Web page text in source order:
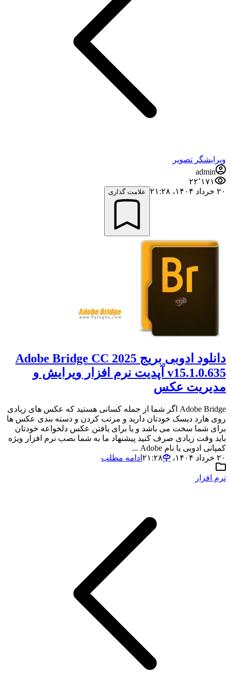
ویرایشگر تصویر
admin
۲۲٬۱۷۱
۲۰ خرداد ۱۴۰۴،‏ ۲۱:۲۸
علامت گذاری
دانلود ادوبی بریج Adobe Bridge CC 2025
v15.1.0.635 آپدیت نرم افزار ویرایش و
مدیریت عکس
Adobe Bridge اگر شما از جمله کسانی هستید که عکس های زیادی
روی هارد دیسک خودتان دارید و مرتب کردن و دسته بندی عکس ها
برای شما سخت می باشد و یا برای یافتن عکس دلخواعه خودتان
باید وقت زیادی صرف کنید پیشنهاد ما به شما نصب نرم افزار ویژه
کمپانی ادوبی با نام Adobe ...
۲۰ خرداد ۱۴۰۴،‏ ۲۱:۲۸
ادامه مطلب
نرم افزار